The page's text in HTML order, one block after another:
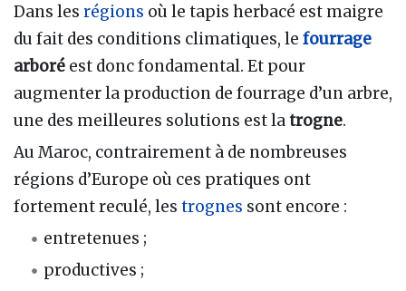
Dans les régions où le tapis herbacé est maigre
du fait des conditions climatiques, le fourrage
arboré est donc fondamental. Et pour
augmenter la production de fourrage d’un arbre,
une des meilleures solutions est latrogne.
Au Maroc, contrairement à de nombreuses
régions d’Europe où ces pratiques ont
fortement reculé, les trognes sont encore :
entretenues ;
productives ;